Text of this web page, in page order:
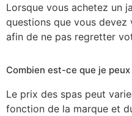
Lorsque vous achetez un
questions que vous devez
afin de ne pas regretter
Combien est-ce que je peux
Le prix des spas peut
fonction de la marque et